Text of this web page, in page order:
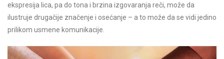
ekspresija lica, pa do tona i brzina izgovaranja reči, može da
ilustruje drugačije značenje i osećanje – a to može da se vidi jedino
prilikom usmene komunikacije.